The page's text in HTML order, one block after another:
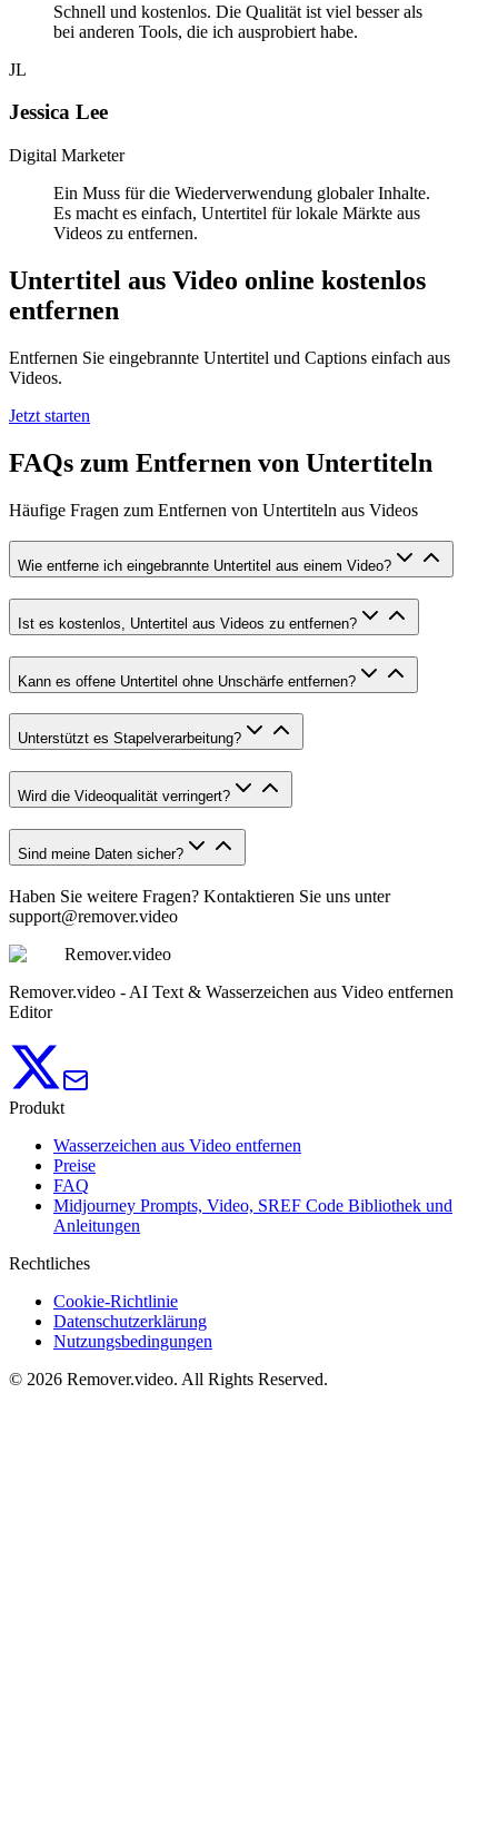
Schnell und kostenlos. Die Qualität ist viel besser als
bei anderen Tools, die ich ausprobiert habe.
JL
Jessica Lee
Digital Marketer
Ein Muss für die Wiederverwendung globaler Inhalte.
Es macht es einfach, Untertitel für lokale Märkte aus
Videos zu entfernen.
Untertitel aus Video online kostenlos
entfernen
Entfernen Sie eingebrannte Untertitel und Captions einfach aus
Videos.
Jetzt starten
FAQs zum Entfernen von Untertiteln
Häufige Fragen zum Entfernen von Untertiteln aus Videos
Wie entferne ich eingebrannte Untertitel aus einem Video?
Ist es kostenlos, Untertitel aus Videos zu entfernen?
Kann es offene Untertitel ohne Unschärfe entfernen?
Unterstützt es Stapelverarbeitung?
Wird die Videoqualität verringert?
Sind meine Daten sicher?
Haben Sie weitere Fragen? Kontaktieren Sie uns unter
support@remover.video
Remover.video
Remover.video - AI Text & Wasserzeichen aus Video entfernen
Editor
Produkt
Wasserzeichen aus Video entfernen
Preise
FAQ
Midjourney Prompts, Video, SREF Code Bibliothek und
Anleitungen
Rechtliches
Cookie-Richtlinie
Datenschutzerklärung
Nutzungsbedingungen
© 2026 Remover.video. All Rights Reserved.